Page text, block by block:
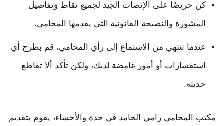
كن حريصًا على الإنصات الجيد لجميع نقاط وتفاصيل
المشورة والنصيحة القانونية التي يقدمها المحامي.
عندما تنتهي من الاستماع إلى رأي المحامي، قم بطرح أي
استفسارات أو أمور غامضة لديك، ولكن تأكد ألا تقاطع
حديثه.
مكتب المحامي رامي الحامد في جدة والأحساء، يقوم بتقديم